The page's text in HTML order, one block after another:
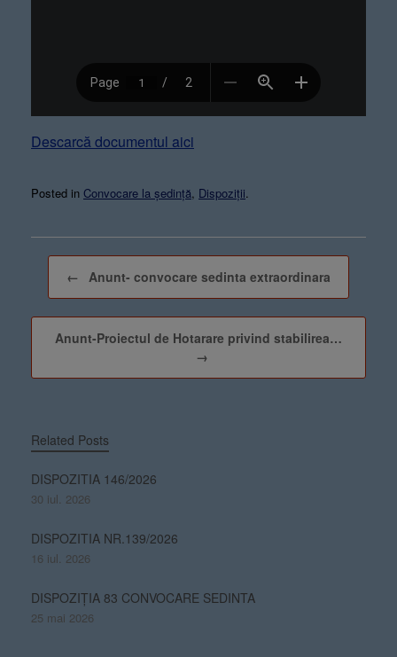
Descarcă documentul aici
Posted in Convocare la ședință, Dispoziții.
← Anunt- convocare sedinta extraordinara
Anunt-Proiectul de Hotarare privind stabilirea…
→
Related Posts
DISPOZITIA 146/2026
30 iul. 2026
DISPOZITIA NR.139/2026
16 iul. 2026
DISPOZIȚIA 83 CONVOCARE SEDINTA
25 mai 2026